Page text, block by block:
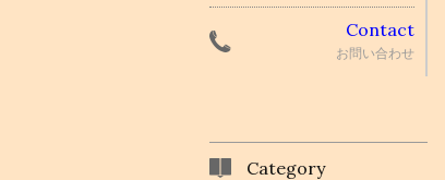
Contact
お問い合わせ
Category